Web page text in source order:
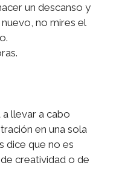
un descanso y
no mires el
llevar a cabo
en una sola
dice que no es
creatividad o de